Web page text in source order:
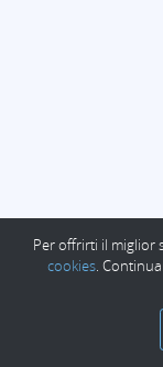
Per offrirti il miglior
cookies.